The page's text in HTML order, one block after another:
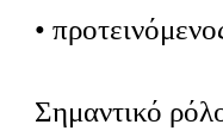
•
Σημαντικό